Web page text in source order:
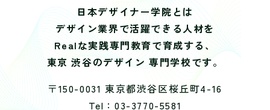
日本デザイナー学院とは
デザイン業界で活躍できる人材を
Realな実践専門教育で育成する、
東京 渋谷のデザイン 専門学校です。
〒150-0031 東京都渋谷区桜丘町4-16
Tel：03-3770-5581